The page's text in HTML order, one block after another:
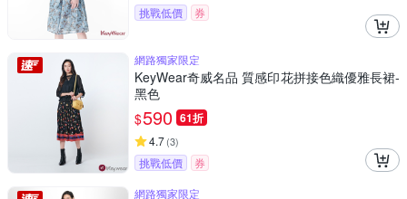
挑戰低價 券
網路獨家限定
KeyWear奇威名品 質感印花拼接色織優雅長裙-
黑色
$590 61折
4.7(3)
挑戰低價
券
網路獨家限定